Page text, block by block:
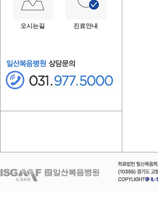
오시는길 진료안내